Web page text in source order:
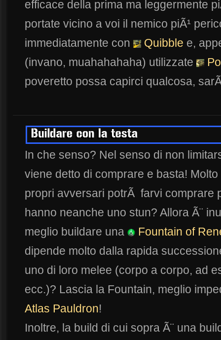
efficace della prima ma leggermente
portate vicino a voi il nemico piÃ¹
immediatamente con
Quibble e,
(invano, muahahahaha) utilizzate
poveretto possa capirci qualcosa,
In che senso? Nel senso di non
viene detto di comprare e basta!
propri avversari potrÃ farvi comprare
hanno neanche uno stun? Allora Ã¨
meglio buildare una
Fountain of
dipende molto dalla rapida
uno di loro melee (corpo a corpo, ad
ecc.)? Lascia la Fountain, meglio
Atlas Pauldron!
Inoltre, la build di cui sopra Ã¨ una